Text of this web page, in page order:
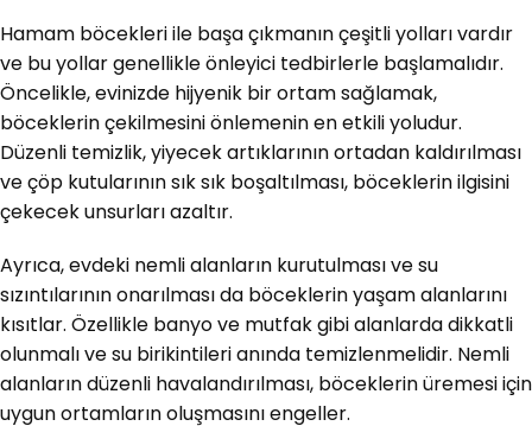
Hamam böcekleri ile başa çıkmanın çeşitli yolları vardır
ve bu yollar genellikle önleyici tedbirlerle başlamalıdır.
Öncelikle, evinizde hijyenik bir ortam sağlamak,
böceklerin çekilmesini önlemenin en etkili yoludur.
Düzenli temizlik, yiyecek artıklarının ortadan kaldırılması
ve çöp kutularının sık sık boşaltılması, böceklerin ilgisini
çekecek unsurları azaltır.
Ayrıca, evdeki nemli alanların kurutulması ve su
sızıntılarının onarılması da böceklerin yaşam alanlarını
kısıtlar. Özellikle banyo ve mutfak gibi alanlarda dikkatli
olunmalı ve su birikintileri anında temizlenmelidir. Nemli
alanların düzenli havalandırılması, böceklerin üremesi için
uygun ortamların oluşmasını engeller.